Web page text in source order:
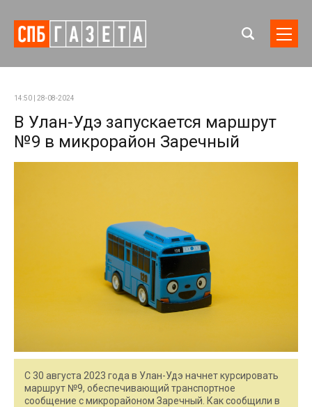
14:50 | 28-08-2024
В Улан-Удэ запускается маршрут
№9 в микрорайон Заречный
С 30 августа 2023 года в Улан-Удэ начнет курсировать
маршрут №9, обеспечивающий транспортное
сообщение с микрорайоном Заречный. Как сообщили в